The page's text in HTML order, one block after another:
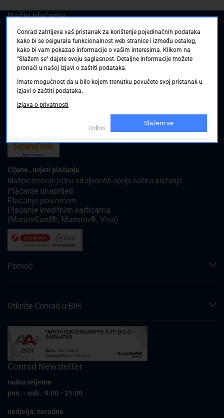
Način plaćanja
Cijene , uvjeti plaćanja
Možete izabrati jednu od sljedećih opcija načina plaćanja:
Plaćanje unaprijed
Plaćanje pouzećem
Plaćanje kreditnim karticama
(MasterCard®, Maestro®, Visa)
Pomoć
Otkrijte Conrad u BiH
Conrad Newsletter
radno vrijeme
pon. - sub.: 9:00 - 21:00
nedjelja: neradna
Conrad zahtijeva vaš pristanak za korištenje pojedinačnih podataka
kako bi se osigurala funkcionalnost web stranice i između ostalog,
kako bi vam pokazao informacije o vašim interesima. Klikom na
"Slažem se" dajete svoju saglasnost. Detaljne informacije možete
pronaći u našoj izjavi o zaštiti podataka.
Imate mogućnost da u bilo kojem trenutku povučete svoj pristanak u
izjavi o zaštiti podataka.
Izjava o privatnosti
Odbiti
Slažem se